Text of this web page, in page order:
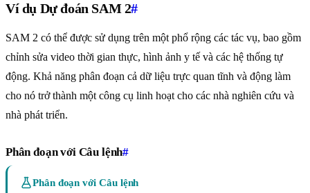
Ví dụ Dự đoán SAM 2#
SAM 2 có thể được sử dụng trên một phổ rộng các tác vụ, bao gồm
chỉnh sửa video thời gian thực, hình ảnh y tế và các hệ thống tự
động. Khả năng phân đoạn cả dữ liệu trực quan tĩnh và động làm
cho nó trở thành một công cụ linh hoạt cho các nhà nghiên cứu và
nhà phát triển.
Phân đoạn với Câu lệnh#
Phân đoạn với Câu lệnh